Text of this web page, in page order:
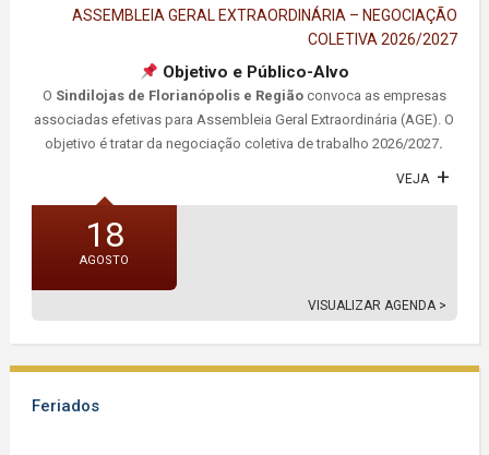
ASSEMBLEIA GERAL EXTRAORDINÁRIA – NEGOCIAÇÃO
COLETIVA 2026/2027
Objetivo e Público-Alvo
O Sindilojas de Florianópolis e Regiãoconvoca as empresas
associadas efetivas para Assembleia Geral Extraordinária (AGE). O
objetivo é tratar da negociação coletiva de trabalho 2026/2027.
VEJA
18
AGOSTO
VISUALIZAR AGENDA >
Feriados